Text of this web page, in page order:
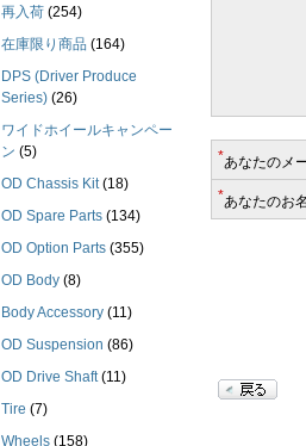
*あなたのメ
*あなたのお
再入荷 (254)
在庫限り商品 (164)
DPS (Driver Produce
Series) (26)
ワイドホイールキャンペー
ン (5)
OD Chassis Kit (18)
OD Spare Parts (134)
OD Option Parts (355)
OD Body (8)
Body Accessory (11)
OD Suspension (86)
OD Drive Shaft (11)
Tire (7)
Wheels (158)